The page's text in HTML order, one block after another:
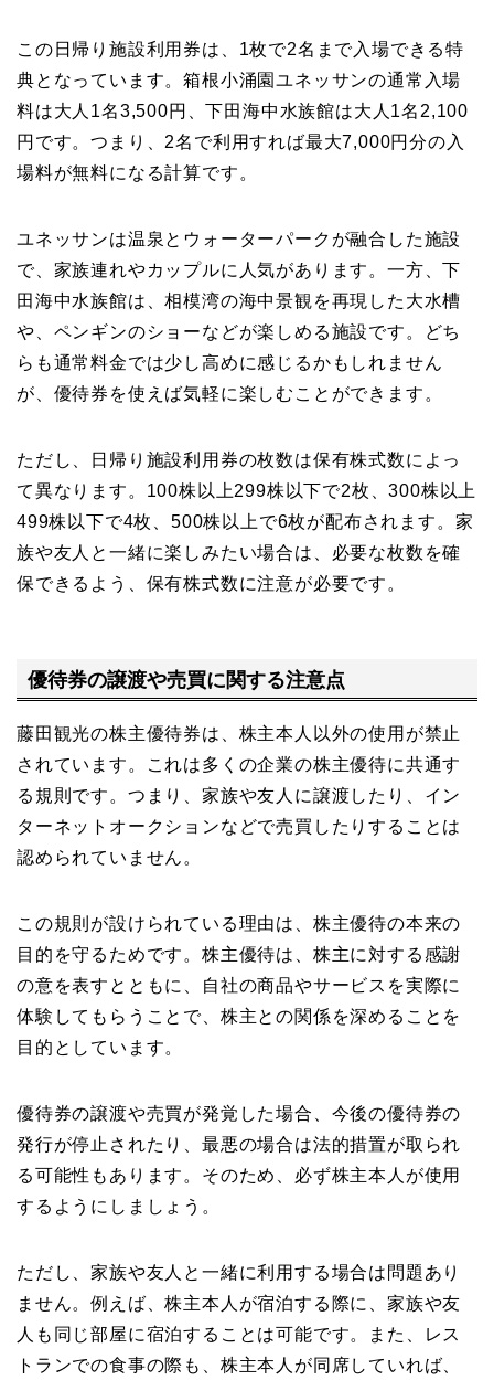
この日帰り施設利用券は、1枚で2名まで入場できる特
典となっています。箱根小涌園ユネッサンの通常入場
料は大人1名3,500円、下田海中水族館は大人1名2,100
円です。つまり、2名で利用すれば最大7,000円分の入
場料が無料になる計算です。
ユネッサンは温泉とウォーターパークが融合した施設
で、家族連れやカップルに人気があります。一方、下
田海中水族館は、相模湾の海中景観を再現した大水槽
や、ペンギンのショーなどが楽しめる施設です。どち
らも通常料金では少し高めに感じるかもしれません
が、優待券を使えば気軽に楽しむことができます。
ただし、日帰り施設利用券の枚数は保有株式数によっ
て異なります。100株以上299株以下で2枚、300株以上
499株以下で4枚、500株以上で6枚が配布されます。家
族や友人と一緒に楽しみたい場合は、必要な枚数を確
保できるよう、保有株式数に注意が必要です。
優待券の譲渡や売買に関する注意点
藤田観光の株主優待券は、株主本人以外の使用が禁止
されています。これは多くの企業の株主優待に共通す
る規則です。つまり、家族や友人に譲渡したり、イン
ターネットオークションなどで売買したりすることは
認められていません。
この規則が設けられている理由は、株主優待の本来の
目的を守るためです。株主優待は、株主に対する感謝
の意を表すとともに、自社の商品やサービスを実際に
体験してもらうことで、株主との関係を深めることを
目的としています。
優待券の譲渡や売買が発覚した場合、今後の優待券の
発行が停止されたり、最悪の場合は法的措置が取られ
る可能性もあります。そのため、必ず株主本人が使用
するようにしましょう。
ただし、家族や友人と一緒に利用する場合は問題あり
ません。例えば、株主本人が宿泊する際に、家族や友
人も同じ部屋に宿泊することは可能です。また、レス
トランでの食事の際も、株主本人が同席していれば、